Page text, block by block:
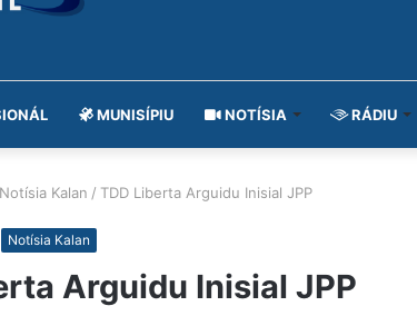
MUNISÍPIU NOTÍSIA RÁDIU
Notísia Kalan / TDD Liberta Arguidu Inisial JPP
Notísia Kalan
Arguidu Inisial JPP